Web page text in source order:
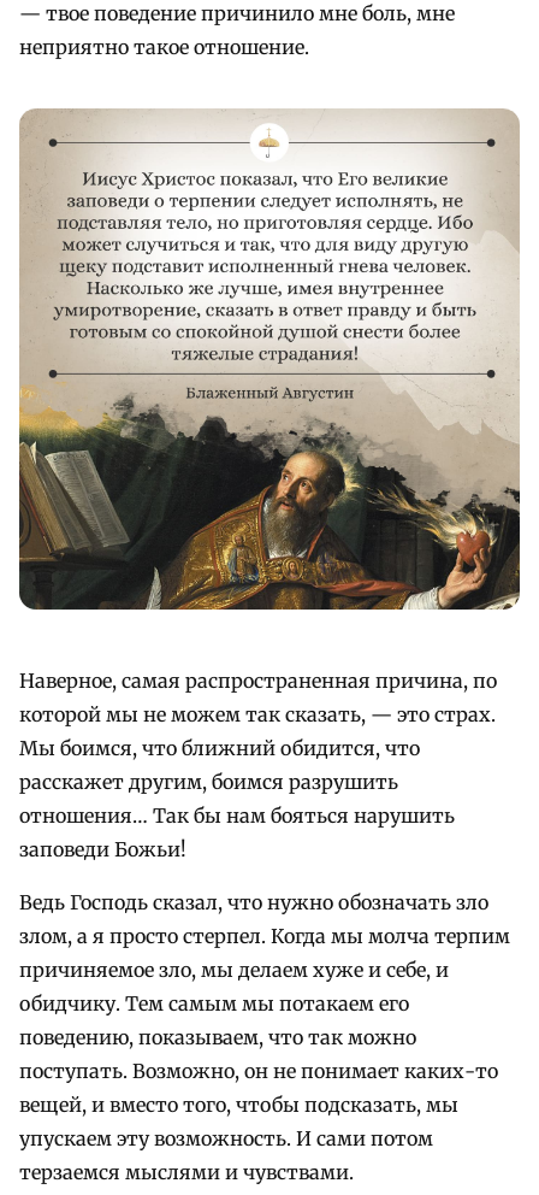
— твое поведение причинило мне боль, мне
неприятно такое отношение.
Наверное, самая распространенная причина, по
которой мы не можем так сказать, — это страх.
Мы боимся, что ближний обидится, что
расскажет другим, боимся разрушить
отношения… Так бы нам бояться нарушить
заповеди Божьи!
Ведь Господь сказал, что нужно обозначать зло
злом, а я просто стерпел. Когда мы молча терпим
причиняемое зло, мы делаем хуже и себе, и
обидчику. Тем самым мы потакаем его
поведению, показываем, что так можно
поступать. Возможно, он не понимает каких-то
вещей, и вместо того, чтобы подсказать, мы
упускаем эту возможность. И сами потом
терзаемся мыслями и чувствами.